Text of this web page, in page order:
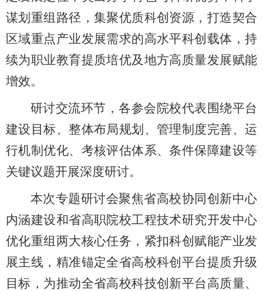
谋划重组路径，集聚优质科创资源，打造契合
区域重点产业发展需求的高水平科创载体，持
续为职业教育提质培优及地方高质量发展赋能
增效。
研讨交流环节，各参会院校代表围绕平台
建设目标、整体布局规划、管理制度完善、运
行机制优化、考核评估体系、条件保障建设等
关键议题开展深度研讨。
本次专题研讨会聚焦省高校协同创新中心
内涵建设和省高职院校工程技术研究开发中心
优化重组两大核心任务，紧扣科创赋能产业发
展主线，精准锚定全省高校科创平台提质升级
目标，为推动全省高校科技创新平台高质量、